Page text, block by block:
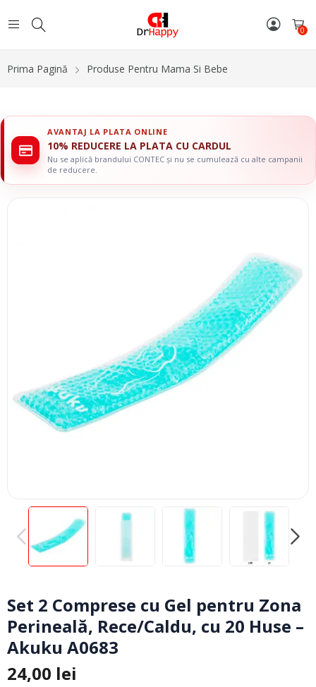
0
Prima Pagină Produse Pentru Mama Si Bebe
AVANTAJ LA PLATA ONLINE
10% REDUCERE LA PLATA CU CARDUL
Nu se aplică brandului CONTEC și nu se cumulează cu alte campanii
de reducere.
PREVIOUS
Set 2 Comprese cu Gel pentru Zona
Perineală, Rece/Caldu, cu 20 Huse –
Akuku A0683
24,00 lei